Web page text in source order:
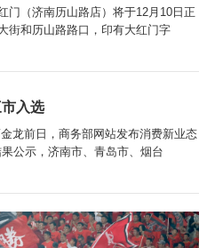
门（济南历山路店）将于12月10日正
街和历山路路口，印有大红门字
入选
龙前日，商务部网站发布消费新业态
公示，济南市、青岛市、烟台